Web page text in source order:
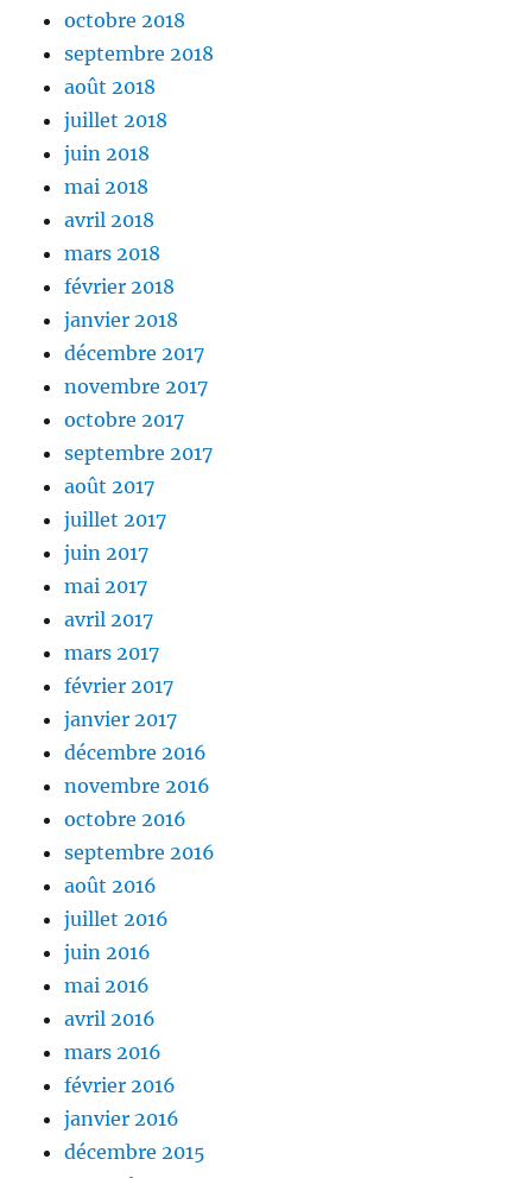
octobre 2018
septembre 2018
août 2018
juillet 2018
juin 2018
mai 2018
avril 2018
mars 2018
février 2018
janvier 2018
décembre 2017
novembre 2017
octobre 2017
septembre 2017
août 2017
juillet 2017
juin 2017
mai 2017
avril 2017
mars 2017
février 2017
janvier 2017
décembre 2016
novembre 2016
octobre 2016
septembre 2016
août 2016
juillet 2016
juin 2016
mai 2016
avril 2016
mars 2016
février 2016
janvier 2016
décembre 2015